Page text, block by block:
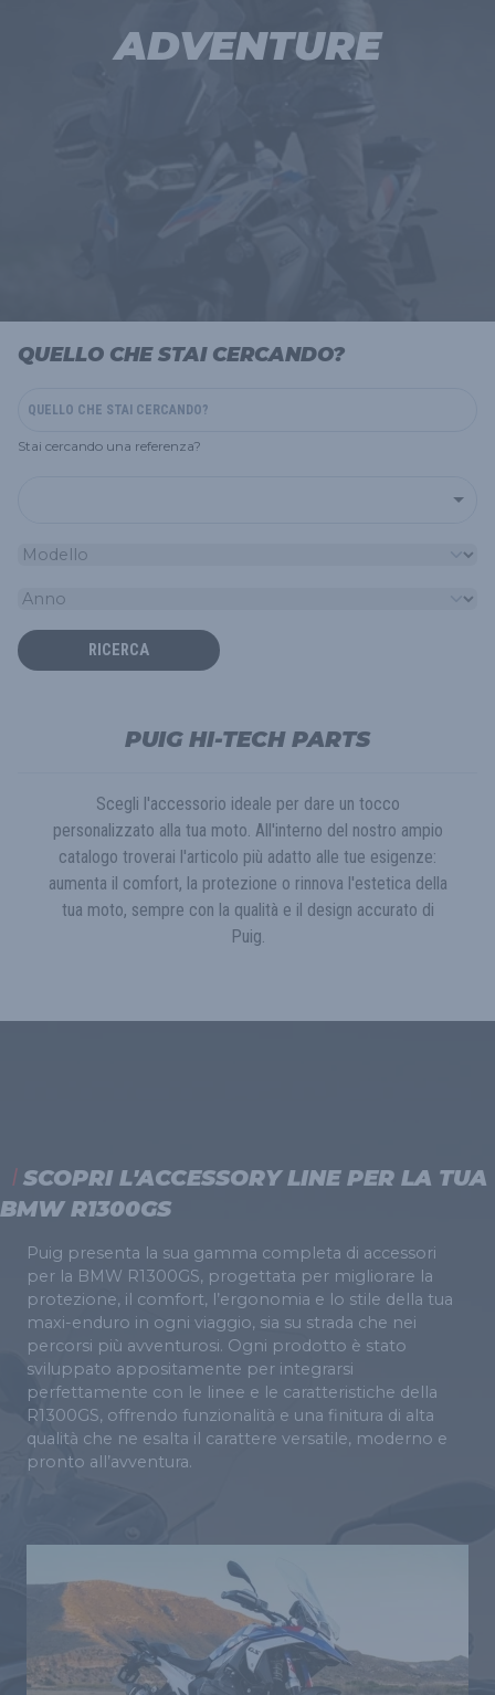
ADVENTURE
QUELLO CHE STAI CERCANDO?
Stai cercando una referenza?
RICERCA
PUIG HI-TECH PARTS
Scegli l'accessorio ideale per dare un tocco
personalizzato alla tua moto. All'interno del nostro ampio
catalogo troverai l'articolo più adatto alle tue esigenze:
aumenta il comfort, la protezione o rinnova l'estetica della
tua moto, sempre con la qualità e il design accurato di
Puig.
SCOPRI L'ACCESSORY LINE PER LA TUA
BMW R1300GS
Puig presenta la sua gamma completa di accessori
per la BMW R1300GS, progettata per migliorare la
protezione, il comfort, l’ergonomia e lo stile della tua
maxi-enduro in ogni viaggio, sia su strada che nei
percorsi più avventurosi. Ogni prodotto è stato
sviluppato appositamente per integrarsi
perfettamente con le linee e le caratteristiche della
R1300GS, offrendo funzionalità e una finitura di alta
qualità che ne esalta il carattere versatile, moderno e
pronto all’avventura.